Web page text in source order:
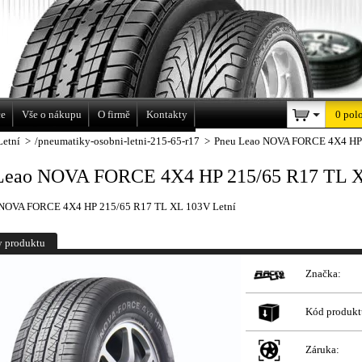
> /pneumatiky-osobni-letni-215-65-r17 > Pneu Leao NOVA FORCE 4X4
NOVA FORCE 4X4 HP 215/65 R17 TL
FORCE 4X4 HP 215/65 R17 TL XL 103V Letní
produktu
Značka:
Kód
Záruka:
Vše o nákupu O firmě Kontakty 0